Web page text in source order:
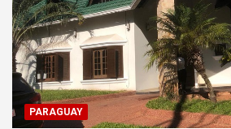
PARAGUAY